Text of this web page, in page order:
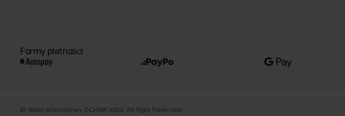
Formy płatności
© Sklep internetowy OCHNIK 2026 . All Right Reserved.